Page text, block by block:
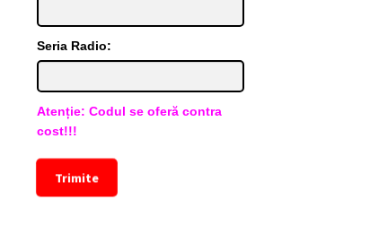
Seria Radio:
Atenție: Codul se oferă contra
cost!!!
Trimite